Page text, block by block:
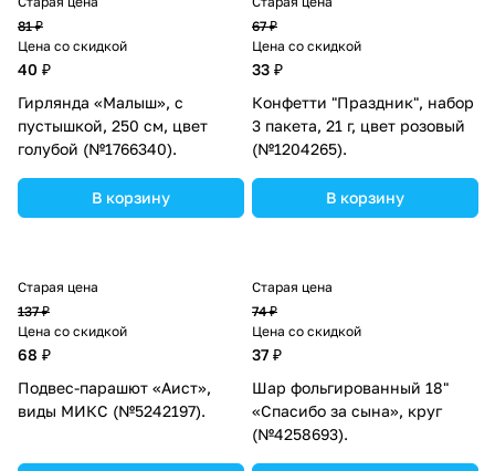
81 ₽
Цена со скидкой
40 ₽
Гирлянда «Малыш», с
пустышкой, 250 см, цвет
голубой (№1766340).
В корзину
67 ₽
Цена со скидкой
33 ₽
Конфетти "Праздник", набор
3 пакета, 21 г, цвет розовый
(№1204265).
В корзину
Старая цена
137 ₽
Цена со скидкой
68 ₽
Подвес-парашют «Аист»,
виды МИКС (№5242197).
Старая цена
74 ₽
Цена со скидкой
37 ₽
Шар фольгированный 18"
«Спасибо за сына», круг
(№4258693).